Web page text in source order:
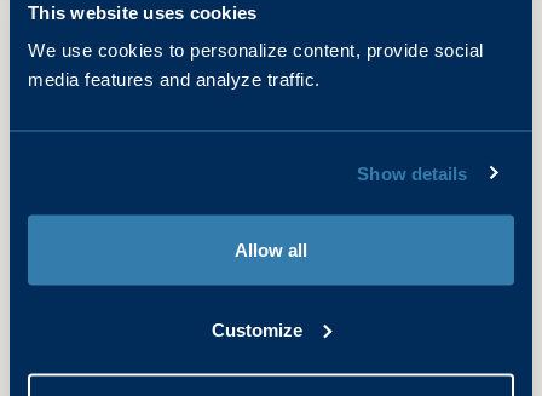
This website uses cookies
We use cookies to personalize content, provide social
media features and analyze traffic.
Show details
Allow all
Customize